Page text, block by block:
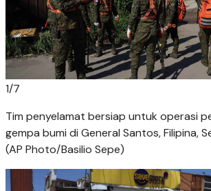
1/7
Tim penyelamat bersiap untuk operasi
gempa bumi di General Santos, Filipina,
(AP Photo/Basilio Sepe)